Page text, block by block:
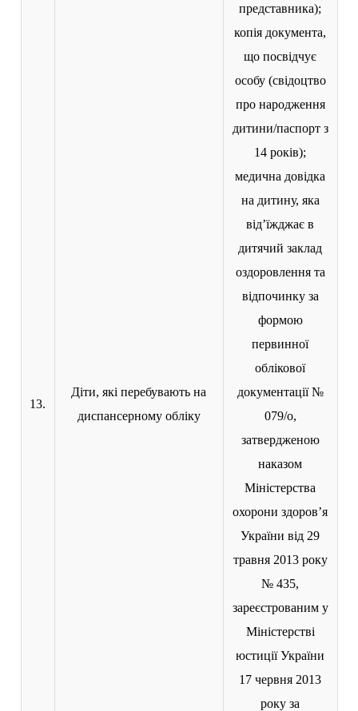
13.
Діти, які перебувають на
диспансерному обліку
представника);
копія документа,
що посвідчує
особу (свідоцтво
про народження
дитини/паспорт з
14 років);
медична довідка
на дитину, яка
від’їжджає в
дитячий заклад
оздоровлення та
відпочинку за
формою
первинної
облікової
документації №
079/о,
затвердженою
наказом
Міністерства
охорони здоров’я
України від 29
травня 2013 року
№ 435,
зареєстрованим у
Міністерстві
юстиції України
17 червня 2013
року за